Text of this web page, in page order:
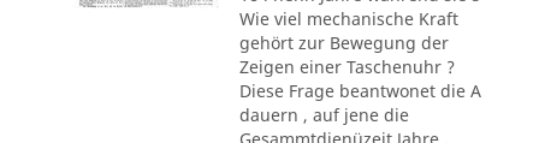
Wie viel mechanische Kraft
gehört zur Bewegung der
Zeigen einer Taschenuhr ?
Diese Frage beantwonet die A
dauern , auf jene die